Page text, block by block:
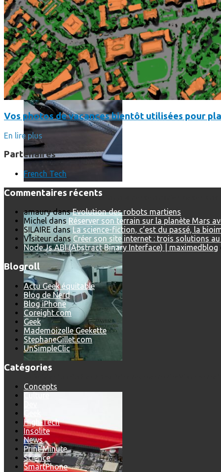
Même hors-ligne votre smartphone peut vous aider en
Comment réduire au maximum la consommation de son
Vos photos de vacances bientôt utilisées pour
En lire plus
Partenaires
French Tech
Commentaires récents
amaurydansEvolution des robots martiens
Michel dans Réserver son terrain sur la planète Mars
SILAIRE dans La science-fiction, c’est du passé, la
Visiteurdans Créer son site internet : trois solutions au
Node.Js ABI (Abstract Binary Interface) | maximedblog
Blogroll
Actu Geek équitable
Blog de Nerd
Blog iPhone
Coreight.com
Geek
Mademoizelle Geekette
StephaneGillet.com
UnSimpleClic
Catégories
Concepts
High-Tech
Insolite
News
Print'Minute
Science
SmartPhone